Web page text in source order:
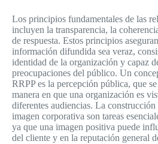
Los principios fundamentales de las
incluyen la transparencia, la
de respuesta. Estos principios
información difundida sea veraz,
identidad de la organización y capaz
preocupaciones del público. Un
RRPP es la percepción pública, que
manera en que una organización es
diferentes audiencias. La
imagen corporativa son tareas
ya que una imagen positiva puede
del cliente y en la reputación general